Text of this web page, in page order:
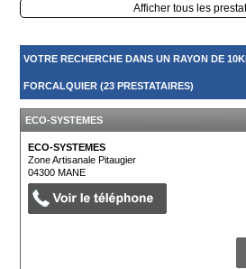
Afficher tous les
VOTRE RECHERCHE DANS UN RAYON DE
FORCALQUIER (23 PRESTATAIRES)
ECO-SYSTEMES
ECO-SYSTEMES
Zone Artisanale Pitaugier
04300MANE